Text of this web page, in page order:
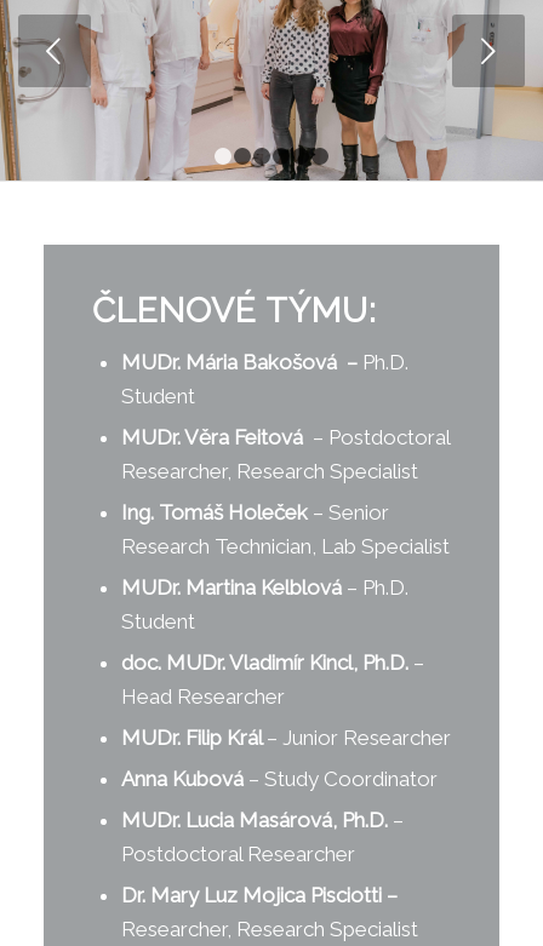
Next
1 2 4 5 6
ČLENOVÉ TÝMU:
MUDr. Mária Bakošová – Ph.D.
Student
MUDr. Věra Feitová – Postdoctoral
Researcher, Research Specialist
Ing. Tomáš Holeček– Senior
Research Technician, Lab Specialist
MUDr. Martina Kelblová – Ph.D.
Student
doc. MUDr. Vladimír Kincl, Ph.D.–
Head Researcher
MUDr. Filip Král– Junior Researcher
Anna Kubová– Study Coordinator
MUDr. Lucia Masárová, Ph.D.–
Postdoctoral Researcher
Dr. Mary Luz Mojica Pisciotti –
Researcher, Research Specialist